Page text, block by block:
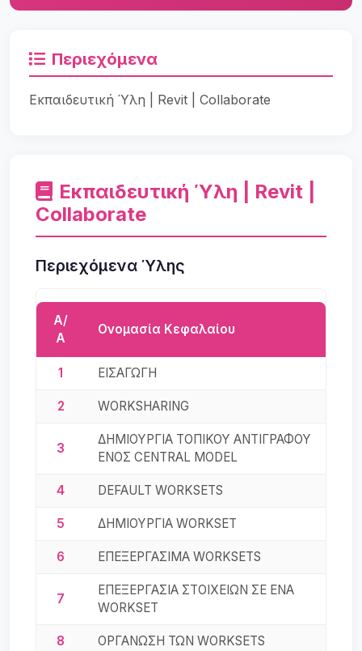
Περιεχόμενα
Εκπαιδευτική Ύλη | Revit | Collaborate
Εκπαιδευτική Ύλη | Revit |
Collaborate
Περιεχόμενα Ύλης
Α/
Α
Ονομασία Κεφαλαίου
1 ΕΙΣΑΓΩΓΗ
2 WORKSHARING
3
ΔΗΜΙΟΥΡΓΙΑ ΤΟΠΙΚΟΥ ΑΝΤΙΓΡΑΦΟΥ
ΕΝΟΣ CENTRAL MODEL
4 DEFAULT WORKSETS
5 ΔΗΜΙΟΥΡΓΙΑ WORKSET
6 ΕΠΕΞΕΡΓΑΣΙΜΑ WORKSETS
7
ΕΠΕΞΕΡΓΑΣΙΑ ΣΤΟΙΧΕΙΩΝ ΣΕ ΕΝΑ
WORKSET
8 ΟΡΓΑΝΩΣΗ ΤΩΝ WORKSETS